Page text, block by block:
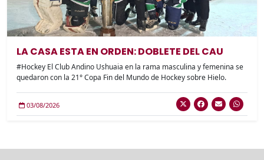
LA CASA ESTA EN ORDEN: DOBLETE DEL CAU
#Hockey El Club Andino Ushuaia en la rama masculina y femenina se
quedaron con la 21° Copa Fin del Mundo de Hockey sobre Hielo.
03/08/2026